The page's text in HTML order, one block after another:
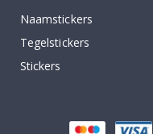
Naamstickers
Tegelstickers
Stickers